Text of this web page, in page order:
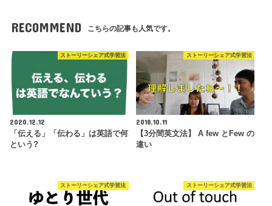
RECOMMEND こちらの記事も人気です。
ストーリーシェア式学習法
2020.12.12
「伝える」「伝わる」は英語で何
という?
ストーリーシェア式学習法
2018.10.11
【3分間英文法】 A few とFew の
違い
ストーリーシェア式学習法 ストーリーシェア式学習法